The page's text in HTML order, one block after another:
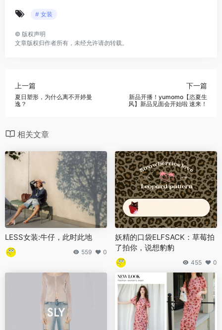
# 女装
© 版权声明
文章版权归作者所有，未经允许请勿转载。
上一篇
夏日塑形，为什么离不开婷曼
逸？
下一篇
新品开播！yumomo【恣夏生
风】新品见面会开始啦 速来！
相关文章
LESS女装:牛仔，此时此地
559 0
妖精的口袋ELFSACK：草莓拍
了拍你，说想豹豹
455 0